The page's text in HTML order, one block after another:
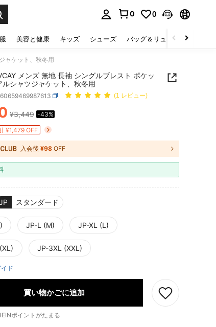
0 0
美容と健康 キッズ シューズ バッグ＆リュック
ャケット、秋冬用
メンズ 無地 長袖 シングルブレスト ポケッ
ルシャツジャケット、秋冬用
(1 レビュー)
AND AVAILABILITY
¥3,449 -43%
¥1,479 OFF
入会後 ¥98 OFF
スタンダード
JP-L (M) JP-XL (L)
JP-3XL (XXL)
ド
買い物かごに追加
ポイントがたまる